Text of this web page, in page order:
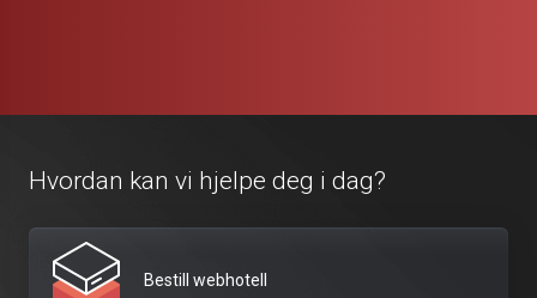
Hvordan kan vi hjelpe deg i dag?
Bestill webhotell